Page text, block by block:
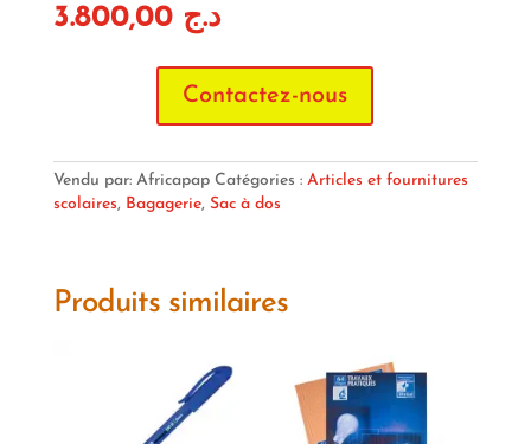
د.ج 3.800,00
Contactez-nous
Vendu par: Africapap Catégories : Articles et fournitures
scolaires, Bagagerie, Sac à dos
Produits similaires